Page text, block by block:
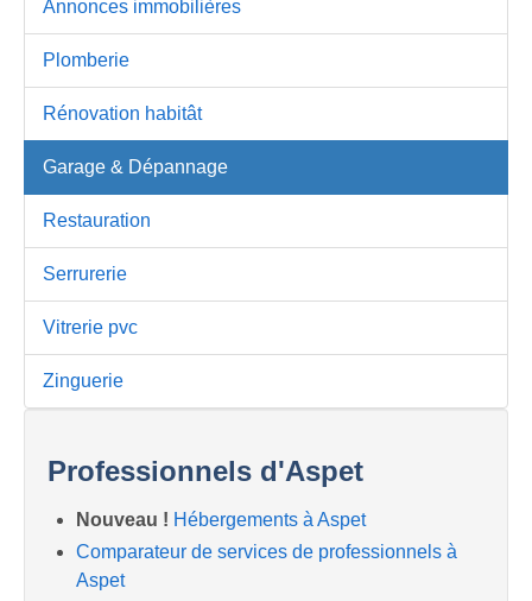
Annonces immobilières
Plomberie
Rénovation habitât
Garage & Dépannage
Restauration
Serrurerie
Vitrerie pvc
Zinguerie
Professionnels d'Aspet
Nouveau ! Hébergements à Aspet
Comparateur de services de professionnels à
Aspet